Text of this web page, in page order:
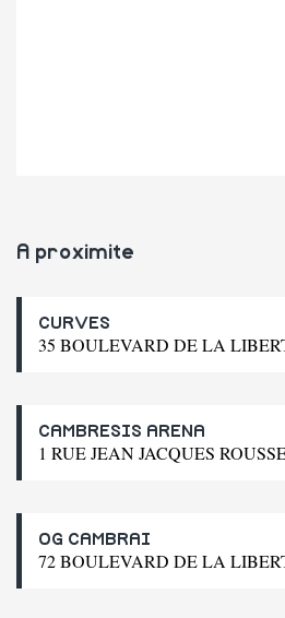
A proximite
CURVES
35 BOULEVARD DE LA
CAMBRESIS ARENA
1 RUE JEAN JACQUES
OG CAMBRAI
72 BOULEVARD DE LA